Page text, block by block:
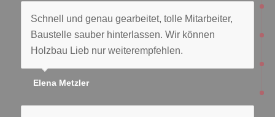
Schnell und genau gearbeitet, tolle Mitarbeiter,
Baustelle sauber hinterlassen. Wir können
Holzbau Lieb nur weiterempfehlen.
Elena Metzler